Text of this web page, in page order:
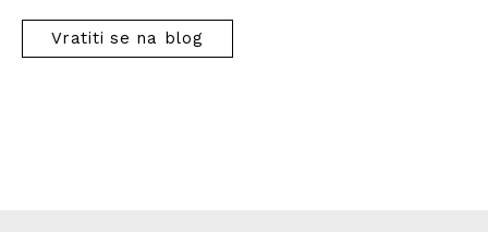
Vratiti se na blog